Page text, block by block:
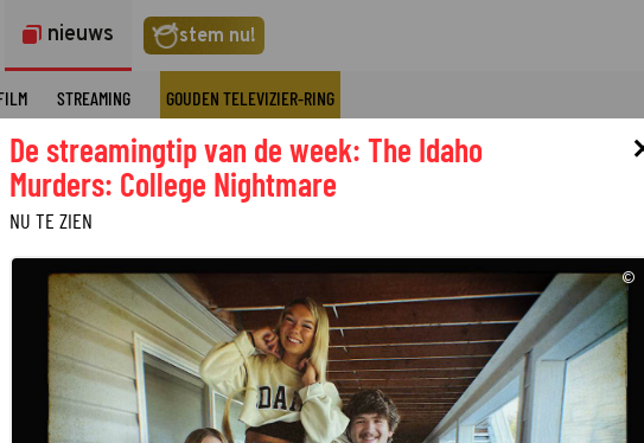
nieuws stem nu!
STREAMING GOUDEN TELEVIZIER-RING
De streamingtip van de week: The Idaho
Murders: College Nightmare
NU TE ZIEN
©